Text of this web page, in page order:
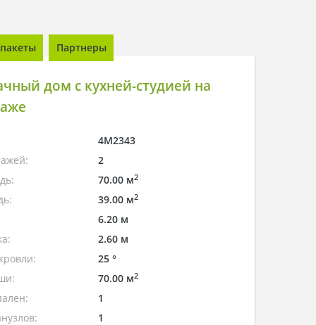
Партнеры
дом с кухней-студией на
4M2343
2
70.00 м2
39.00 м2
6.20 м
2.60 м
25 °
70.00 м2
1
1